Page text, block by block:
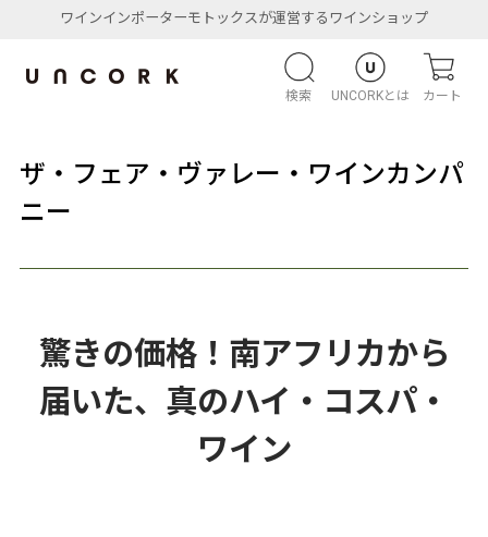
ワインインポーターモトックスが運営するワインショップ
検索 UNCORKとは カート
ザ・フェア・ヴァレー・ワインカンパ
ニー
驚きの価格！南アフリカから
届いた、真のハイ・コスパ・
ワイン